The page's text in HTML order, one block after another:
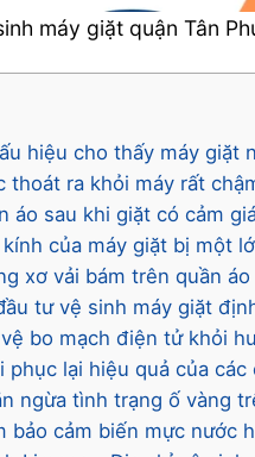
máy giặt quận Tân
hiệu cho thấy máy giặt
thoát ra khỏi máy rất
áo sau khi giặt có cảm
kính của máy giặt bị một
xơ vải bám trên quần
tư vệ sinh máy giặt
vệ bo mạch điện tử khỏi
phục lại hiệu quả của
ngừa tình trạng ố vàng
bảo cảm biến mực nước